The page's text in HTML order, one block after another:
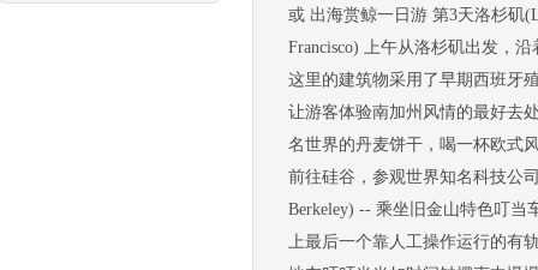
或 出海赏鲸一日游 第3天洛杉矶
Francisco) 上午从洛杉矶出发，
这里的建筑物采用了早期西班牙
让游客体验南加州风情的最好去
名世界的丹麦饼干，喝一杯欧式
前往硅谷，参观世界知名科技公
Berkeley) -- 乘坐旧金山特色叮当
上最后一个靠人工操作运行的有